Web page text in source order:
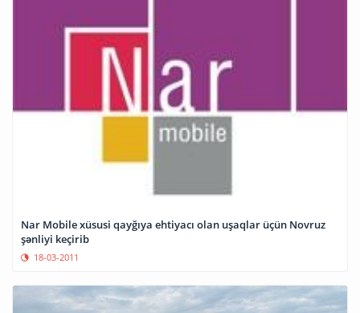
Nar Mobile xüsusi qayğıya ehtiyacı olan uşaqlar üçün Novruz
şənliyi keçirib
18-03-2011